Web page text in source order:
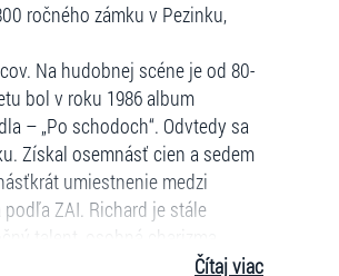
ročného zámku v Pezinku,
Na hudobnej scéne je od 80-
bol v roku 1986 album
– „Po schodoch“. Odvtedy sa
Získal osemnásť cien a sedem
umiestnenie medzi
ZAI. Richard je stále
talent, osobná charizma,
koncertov ročne. To všetkoČítaj viac